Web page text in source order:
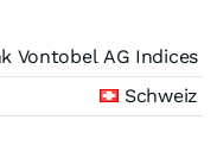
Vontobel AG Indices
Schweiz